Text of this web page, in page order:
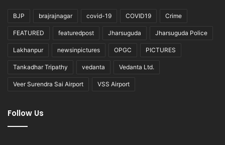
BJP brajrajnagar covid-19 COVID19 Crime
FEATURED featuredpost Jharsuguda Jharsuguda Police
Lakhanpur newsinpictures OPGC PICTURES
Tankadhar Tripathy vedanta Vedanta Ltd.
Veer Surendra Sai Airport VSS Airport
Follow Us